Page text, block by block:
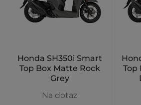
Honda SH350i Smart
Top Box Matte Rock
Grey
Na dotaz
Top